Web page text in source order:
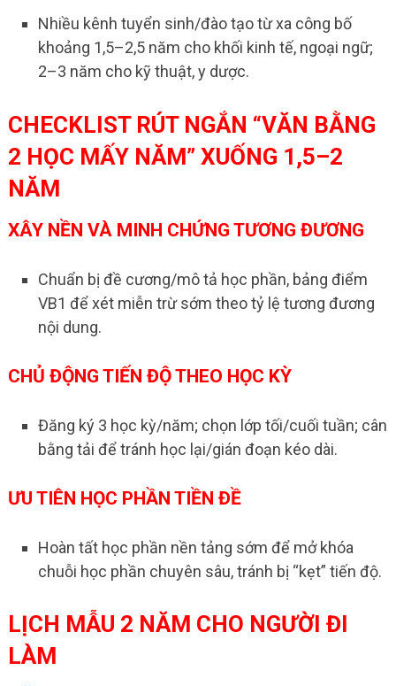
Nhiều kênh tuyển sinh/đào tạo từ xa công bố
khoảng 1,5–2,5 năm cho khối kinh tế, ngoại ngữ;
2–3 năm cho kỹ thuật, y dược.
CHECKLIST RÚT NGẮN “VĂN BẰNG
2 HỌC MẤY NĂM” XUỐNG 1,5–2
NĂM
XÂY NỀN VÀ MINH CHỨNG TƯƠNG ĐƯƠNG
Chuẩn bị đề cương/mô tả học phần, bảng điểm
VB1 để xét miễn trừ sớm theo tỷ lệ tương đương
nội dung.
CHỦ ĐỘNG TIẾN ĐỘ THEO HỌC KỲ
Đăng ký 3 học kỳ/năm; chọn lớp tối/cuối tuần; cân
bằng tải để tránh học lại/gián đoạn kéo dài.
ƯU TIÊN HỌC PHẦN TIỀN ĐỀ
Hoàn tất học phần nền tảng sớm để mở khóa
chuỗi học phần chuyên sâu, tránh bị “kẹt” tiến độ.
LỊCH MẪU 2 NĂM CHO NGƯỜI ĐI
LÀM